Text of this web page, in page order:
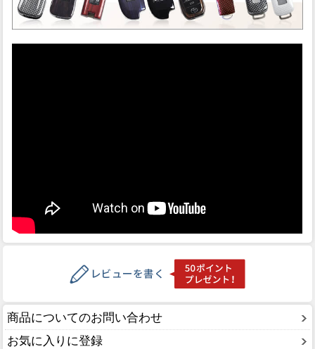
商品についてのお問い合わせ
お気に入りに登録